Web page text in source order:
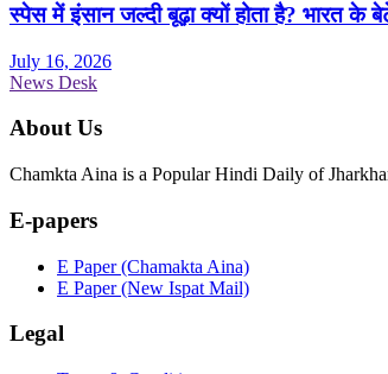
स्पेस में इंसान जल्दी बूढ़ा क्यों होता है? भारत
July 16, 2026
News Desk
About Us
Chamkta Aina is a Popular Hindi Daily of
E-papers
E Paper (Chamakta Aina)
E Paper (New Ispat Mail)
Legal